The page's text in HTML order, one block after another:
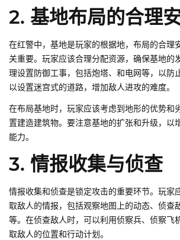
2. 基地布局的合理
在红警中，基地是玩家的根据地，布局的合理
关重要。玩家应该合理分配资源，确保基地的
理设置防御工事，包括炮塔、和电网等，以防
以设置迷宫式的道路，增加敌人进攻的难度。
在布局基地时，玩家应该考虑到地形的优势和
置建造建筑物。要注意基地的扩张和升级，以
能力。
3. 情报收集与侦查
情报收集和侦查是锁定攻击的重要环节。玩家
取敌人的情报，包括观察地图上的动态、侦查
等。在侦查敌人时，可以利用侦察兵、侦察飞
取敌人的位置和行动计划。